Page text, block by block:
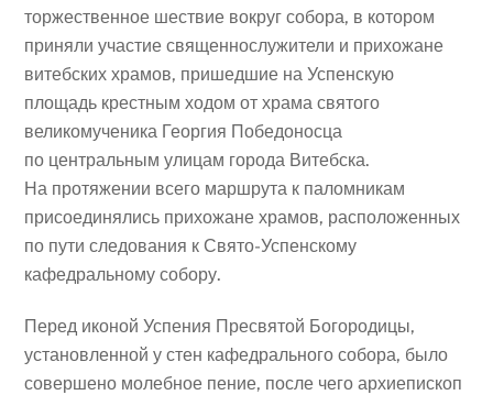
торжественное шествие вокруг собора, в котором
приняли участие священнослужители и прихожане
витебских храмов, пришедшие на Успенскую
площадь крестным ходом от храма святого
великомученика Георгия Победоносца
по центральным улицам города Витебска.
На протяжении всего маршрута к паломникам
присоединялись прихожане храмов, расположенных
по пути следования к Свято-Успенскому
кафедральному собору.
Перед иконой Успения Пресвятой Богородицы,
установленной у стен кафедрального собора, было
совершено молебное пение, после чего архиепископ